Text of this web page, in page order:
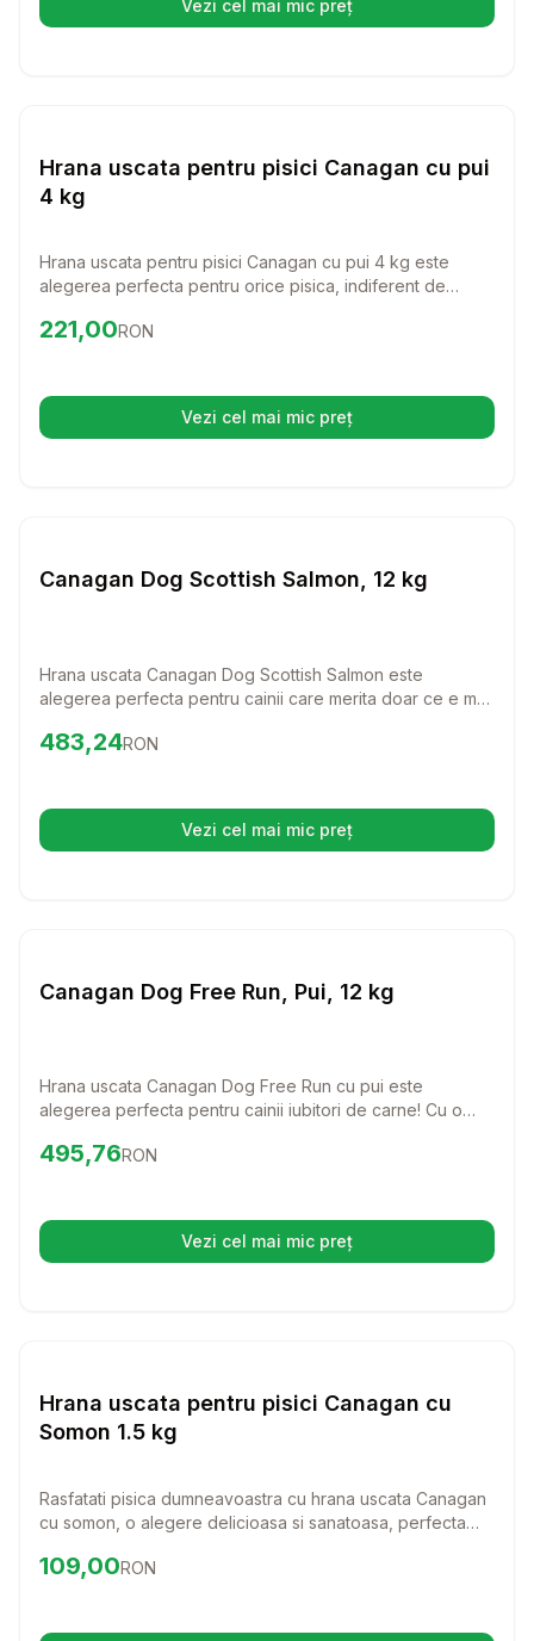
Vezi cel mai mic preț(se deschide într-o filă nouă)
Hrana Uscata Pisici
Hrana uscata pentru pisici Canagan cu pui
4 kg
Hrana uscata pentru pisici Canagan cu pui 4 kg este
alegerea perfecta pentru orice pisica, indiferent de
proteine, aceasta hrana ofera nutrienții esentiali pentru o
Preț:221.00 RON
221,00RON
Vezi cel mai mic preț(se deschide într-o filă nouă)
Canagan Dog Scottish Salmon, 12 kg
Hrana uscata Canagan Dog Scottish Salmon este
alegerea perfecta pentru cainii care merita doar ce e mai
calitate superioara, aceasta hrana va oferi companionului
Preț: 483.24
483,24RON
Vezi cel mai mic preț(se deschide într-o filă nouă)
Canagan Dog Free Run, Pui, 12 kg
Hrana uscata Canagan Dog Free Run cu pui este
alegerea perfecta pentru cainii iubitori de carne! Cu o
aceasta hrana ofera tot ceea ce are nevoie prietenul tau
Preț: 495.76
495,76RON
Vezi cel mai mic preț(se deschide într-o filă nouă)
Hrana uscata pentru pisici Canagan cu
Somon 1.5 kg
Rasfatati pisica dumneavoastra cu hrana uscata Canagan
cu somon, o alegere delicioasa si sanatoasa, perfecta
proteine, aceasta hrana sustine dezvoltarea si vitalitatea
Preț: 109.00 RON
109,00RON